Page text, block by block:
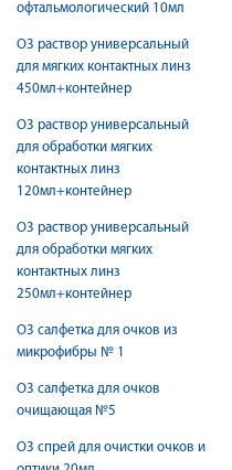
офтальмологический 10мл
О3 раствор универсальный
для мягких контактных линз
450мл+контейнер
О3 раствор универсальный
для обработки мягких
контактных линз
120мл+контейнер
О3 раствор универсальный
для обработки мягких
контактных линз
250мл+контейнер
О3 салфетка для очков из
микрофибры № 1
О3 салфетка для очков
очищающая №5
О3 спрей для очистки очков и